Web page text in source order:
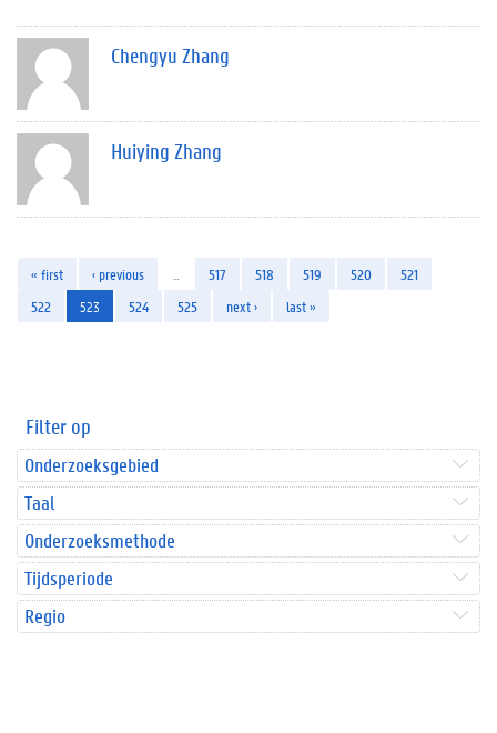
Chengyu Zhang
Huiying Zhang
« first ‹ previous 517 518 519 520
521
522
523 524 525 next › last »
Filter op
Onderzoeksgebied
Taal
Onderzoeksmethode
Tijdsperiode
Regio